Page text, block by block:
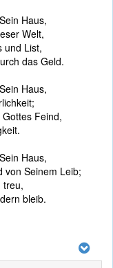
Haus,
Welt,
und List,
das Geld.
Haus,
Feind,
Haus,
von Seinem Leib;
treu,
bleib.